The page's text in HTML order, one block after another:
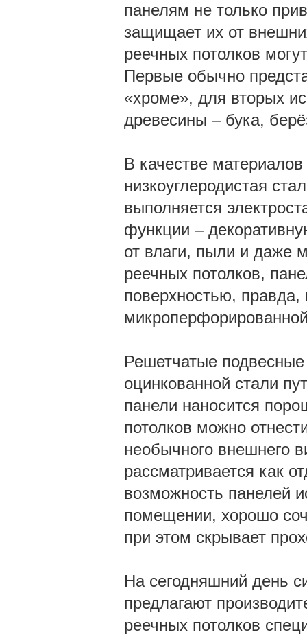
панелям не только
защищает их от
реечных потолков
Первые обычно
«хроме», для вторых
древесины – бука,
В качестве
низкоуглеродистая
выполняется
функции –
от влаги, пыли и даже
реечных потолков,
поверхностью,
Решетчатые подвесные
оцинкованной стали
панели наносится
потолков можно
необычного внешнего
рассматривается как
возможность панелей
помещении, хорошо
при этом скрывает
На сегодняшний день
предлагают
реечных потолков